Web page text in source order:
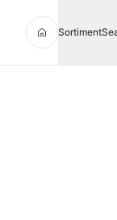
Sortiment